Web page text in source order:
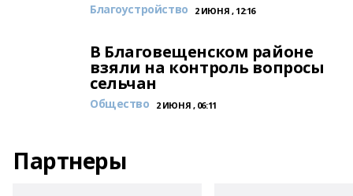
Благоустройство 2 ИЮНЯ , 12:16
В Благовещенском районе
взяли на контроль вопросы
сельчан
Общество 2 ИЮНЯ , 06:11
Партнеры